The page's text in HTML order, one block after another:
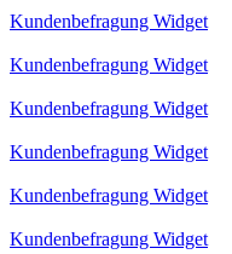
Kundenbefragung Widget
Kundenbefragung Widget
Kundenbefragung Widget
Kundenbefragung Widget
Kundenbefragung Widget
Kundenbefragung Widget